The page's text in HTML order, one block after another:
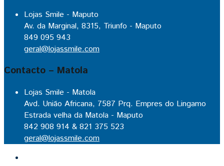
Lojas Smile - Maputo
Av. da Marginal, 8315, Triunfo - Maputo
849 095 943
geral@lojassmile.com
Contacto – Matola
Lojas Smile - Matola
Avd. União Africana, 7587 Prq. Empres do Lingamo
Estrada velha da Matola - Maputo
842 908 914 & 821 375 523
geral@lojassmile.com